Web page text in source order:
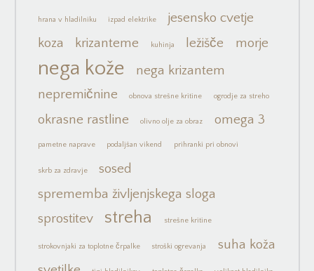
hrana v hladilniku izpad elektrike
jesensko cvetje
koza
krizanteme kuhinja ležišče morje
nega kože
nega krizantem
nepremičnine
obnova strešne kritine ogrodje za streho
okrasne rastline olivno olje za obraz omega 3
pametne naprave podaljšan vikend prihranki pri obnovi
skrb za zdravje
sosed
sprememba življenjskega sloga
sprostitev
streha strešne kritine
strokovnjaki za toplotne črpalke stroški ogrevanja
suha koža